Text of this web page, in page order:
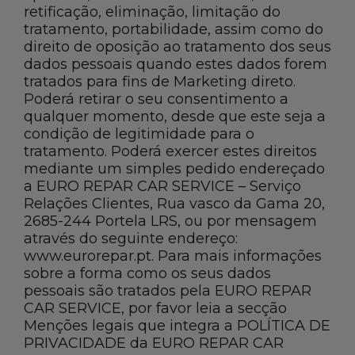
retificação, eliminação, limitação do
tratamento, portabilidade, assim como do
direito de oposição ao tratamento dos seus
dados pessoais quando estes dados forem
tratados para fins de Marketing direto.
Poderá retirar o seu consentimento a
qualquer momento, desde que este seja a
condição de legitimidade para o
tratamento. Poderá exercer estes direitos
mediante um simples pedido endereçado
a EURO REPAR CAR SERVICE – Serviço
Relações Clientes, Rua vasco da Gama 20,
2685-244 Portela LRS, ou por mensagem
através do seguinte endereço:
www.eurorepar.pt. Para mais informações
sobre a forma como os seus dados
pessoais são tratados pela EURO REPAR
CAR SERVICE, por favor leia a secção
Menções legais que integra a POLÍTICA DE
PRIVACIDADE da EURO REPAR CAR